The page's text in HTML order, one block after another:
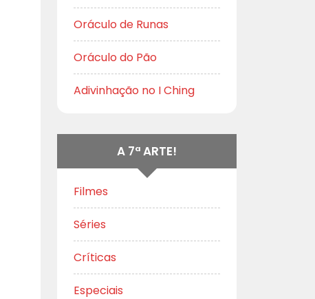
Oráculo de Runas
Oráculo do Pão
Adivinhação no I Ching
A 7ª ARTE!
Filmes
Séries
Críticas
Especiais